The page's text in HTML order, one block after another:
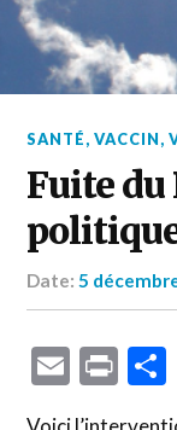
SANTÉ,VACCIN,
Fuite du
Date:5
Email